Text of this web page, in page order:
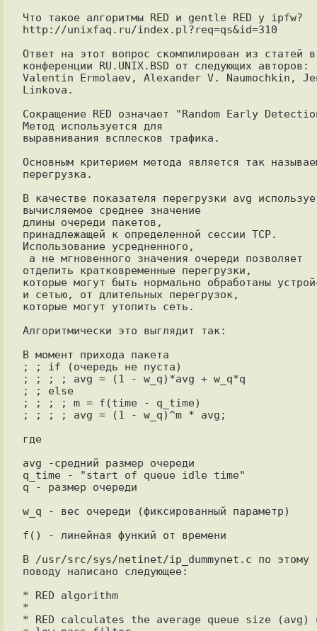
Что такое алгоритмы RED и gentle RED у ipfw?
http://unixfaq.ru/index.pl?req=qs&id=310
Ответ на этот вопрос скомпилирован из статей в
конференции RU.UNIX.BSD от следующих авторов:
Valentin Ermolaev, Alexander V. Naumochkin,
Linkova.
Сокращение RED означает "Random Early
Метод используется для
выравнивания всплесков трафика.
Основным критерием метода является так
перегрузка.
В качестве показателя перегрузки avg
вычисляемое среднее значение
длины очереди пакетов,
принадлежащей к определенной сессии TCP.
Использование усредненного,
отделить кратковременные перегрузки,
которые могут быть нормально обработаны
и сетью, от длительных перегрузок,
которые могут утопить сеть.
Алгоритмически это выглядит так:
В момент прихода пакета
; ; if (очередь не пуста)
; ; ; ; avg = (1 - w_q)*avg + w_q*q
; ; else
; ; ; ; m = f(time - q_time)
; ; ; ; avg = (1 - w_q)^m * avg;
где
avg -средний размер очереди
q_time - "start of queue idle time"
q - размер очереди
w_q - вес очереди (фиксированный параметр)
f() - линейная функий от времени
В /usr/src/sys/netinet/ip_dummynet.c по этому
поводу написано следующее:
* RED algorithm
*
* RED calculates the average queue size (avg)